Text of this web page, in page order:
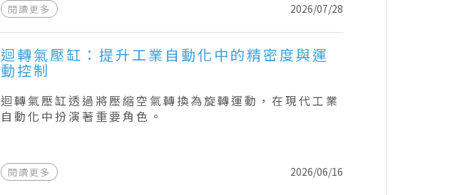
2026/07/28
閱讀更多
迴轉氣壓缸：提升工業自動化中的精密度與運
動控制
迴轉氣壓缸透過將壓縮空氣轉換為旋轉運動，在現代工業
自動化中扮演著重要角色。
2026/06/16
閱讀更多